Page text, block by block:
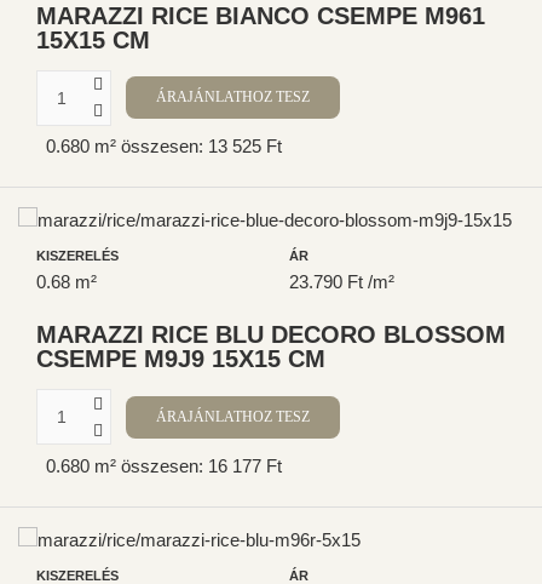
MARAZZI RICE BIANCO CSEMPE M961
15X15 CM
0.680 m² összesen: 13 525 Ft
KISZERELÉS
0.68 m²
ÁR
23.790 Ft /m²
MARAZZI RICE BLU DECORO BLOSSOM
CSEMPE M9J9 15X15 CM
0.680 m² összesen: 16 177 Ft
KISZERELÉS ÁR